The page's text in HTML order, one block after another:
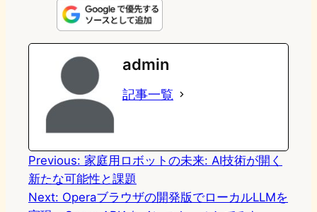
n
e
s
t
o
d
n
u
e
s
k
e
k
e
admin
記事一覧
Previous: 家庭用ロボットの未来: AI技術が開く
新たな可能性と課題
Next: Operaブラウザの開発版でローカルLLMを